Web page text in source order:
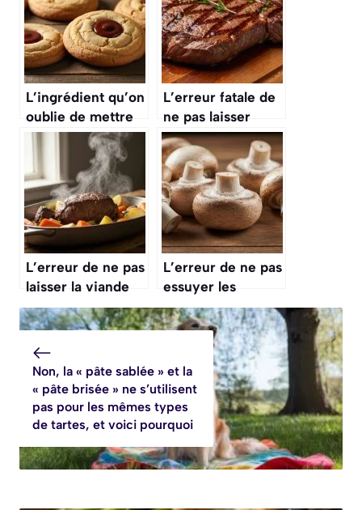
L’ingrédient qu’on
oublie de mettre
dans les cookies
et qui les rend
« chewy » au
centre
L’erreur fatale de
ne pas laisser
reposer la viande
après cuisson, ce
qui la rend sèche
et moins tendre
L’erreur de ne pas
laisser la viande
mijotée refroidir
dans son jus, ce
qui la rend moins
savoureuse
L’erreur de ne pas
essuyer les
champignons
avant de les
cuisiner, ce qui les
gorge d’eau
Non, la « pâte sablée » et la
« pâte brisée » ne s’utilisent
pas pour les mêmes types
de tartes, et voici pourquoi